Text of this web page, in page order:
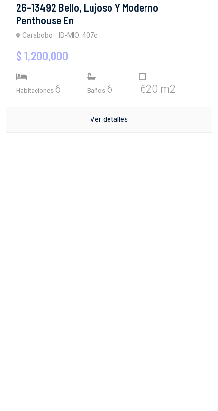
26-13492 Bello, Lujoso Y Moderno
Penthouse En
Carabobo ID-MIO: 407c
$ 1,200,000
Habitaciones 6 Baños 6 620 m2
Ver detalles